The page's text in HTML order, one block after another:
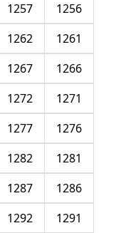
1256
1257
1261
1262
1266
1267
1271
1272
1276
1277
1281
1282
1286
1287
1291
1292